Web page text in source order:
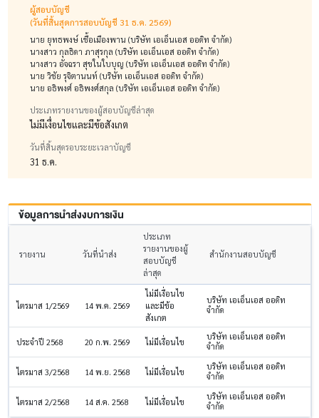
ผู้สอบบัญชี
(วันที่สิ้นสุดการสอบบัญชี 31 ธ.ค. 2569)
นาย ยุทธพงษ์ เชื้อเมืองพาน (บริษัท เอเอ็นเอส ออดิท จำกัด)
นางสาว กุลธิดา ภาสุรกุล (บริษัท เอเอ็นเอส ออดิท จำกัด)
นางสาว อัจฉรา สุขในใบบุญ (บริษัท เอเอ็นเอส ออดิท จำกัด)
นาย วิชัย รุจิตานนท์ (บริษัท เอเอ็นเอส ออดิท จำกัด)
นาย อธิพงศ์ อธิพงศ์สกุล (บริษัท เอเอ็นเอส ออดิท จำกัด)
ประเภทรายงานของผู้สอบบัญชีล่าสุด
ไม่มีเงื่อนไขและมีข้อสังเกต
วันที่สิ้นสุดรอบระยะเวลาบัญชี
31 ธ.ค.
ข้อมูลการนำส่งงบการเงิน
รายงาน วันที่นำส่ง
ประเภท
รายงานของผู้
สอบบัญชี
ล่าสุด
สำนักงานสอบบัญชี
ไตรมาส 1/2569 14 พ.ค. 2569
ไม่มีเงื่อนไข
และมีข้อ
สังเกต
บริษัท เอเอ็นเอส ออดิท
จำกัด
ประจำปี 2568 20 ก.พ. 2569 ไม่มีเงื่อนไข
บริษัท เอเอ็นเอส ออดิท
จำกัด
ไตรมาส 3/2568 14 พ.ย. 2568 ไม่มีเงื่อนไข
บริษัท เอเอ็นเอส ออดิท
จำกัด
ไตรมาส 2/2568 14 ส.ค. 2568 ไม่มีเงื่อนไข
บริษัท เอเอ็นเอส ออดิท
จำกัด